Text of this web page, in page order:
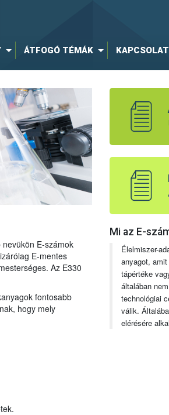
ÁTFOGÓ TÉMÁK KAPCSOLAT
E-számok
E-mentes
Az E330
fontosabb
hogy mely
Mi az E-
Élelmiszer-
anyagot,
tápértéke
általában
technológiai
válik.
elérésére